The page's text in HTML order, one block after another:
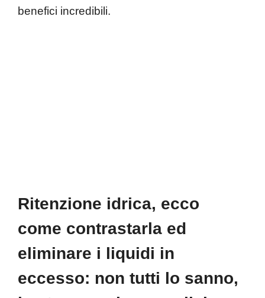
benefici incredibili.
Ritenzione idrica, ecco
come contrastarla ed
eliminare i liquidi in
eccesso: non tutti lo sanno,